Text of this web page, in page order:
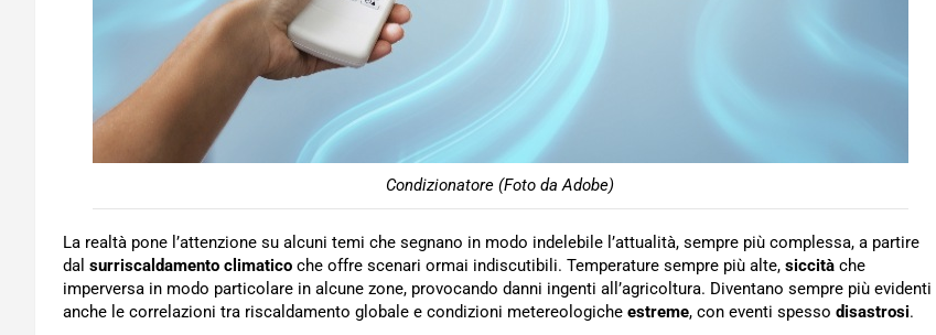
Condizionatore (Foto da Adobe)
La realtà pone l’attenzione su alcuni temi che segnano in modo indelebile l’attualità, sempre più complessa, a partire
dal surriscaldamento climatico che offre scenari ormai indiscutibili. Temperature sempre più alte, siccità che
imperversa in modo particolare in alcune zone, provocando danni ingenti all’agricoltura. Diventano sempre più evidenti
anche le correlazioni tra riscaldamento globale e condizioni metereologiche estreme, con eventi spesso disastrosi.